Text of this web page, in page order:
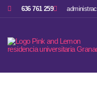
636 761 259